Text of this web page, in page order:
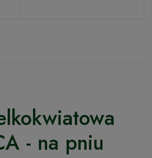
- na pniu